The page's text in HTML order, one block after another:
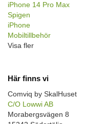
iPhone 14 Pro Max
Spigen
iPhone
Mobiltillbehör
Visa fler
Här finns vi
Comviq by SkalHuset
C/O Lowwi AB
Morabergsvägen 8